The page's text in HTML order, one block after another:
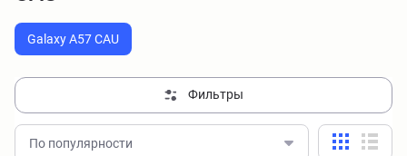
Galaxy A57 CAU
Фильтры
По популярности